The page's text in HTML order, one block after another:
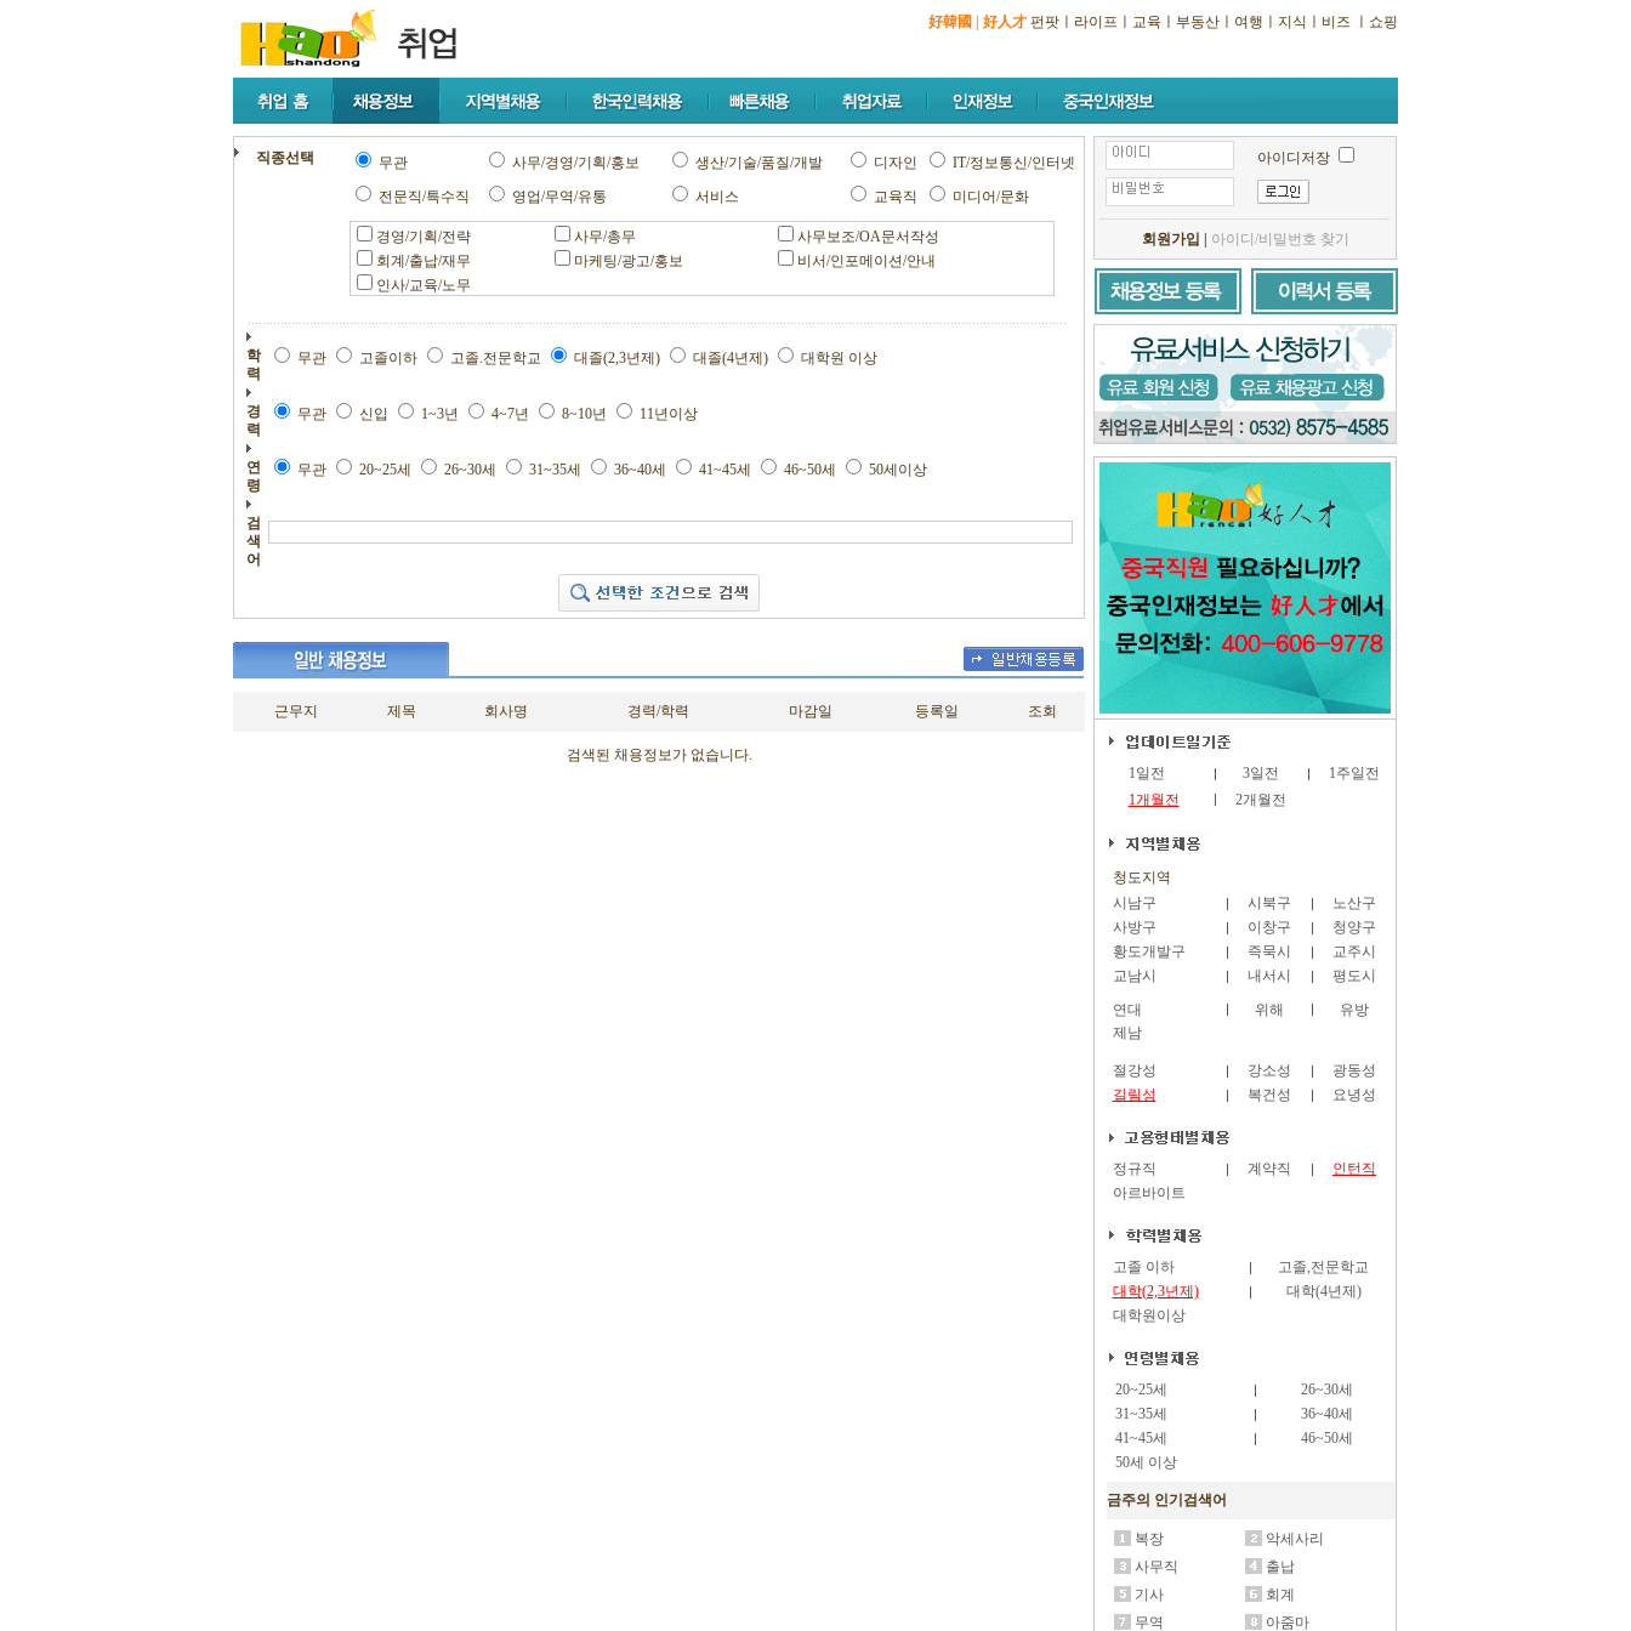
好韓國 好人才 펀팟 라이프 교육 부동산 여행 지식 비즈 쇼핑
직종선택 무관 사무/경영/기획/홍보 생산/기술/품질/개발 디자인
IT/정보통신/인터넷
전문직/특수직
영업/무역/유통 서비스 교육직 미디어/문화
경영/기획/전략 사무/총무
사무보조/OA문서작성
회계/출납/재무
마케팅/광고/홍보
비서/인포메이션/안내
인사/교육/노무
학
력
무관 고졸이하 고졸.전문학교 대졸(2,3년제) 대졸(4년제) 대학원 이상
경
력
무관 신입 1~3년 4~7년 8~10년 11년이상
연
령
무관 20~25세 26~30세 31~35세 36~40세 41~45세 46~50세 50세이상
검
색
어
근무지 제목 회사명 경력/학력 마감일 등록일 조회
검색된 채용정보가 없습니다.
아이디저장
회원가입 아이디/비밀번호 찾기
1일전 3일전
1주일전
1개월전
2개월전
청도지역
시남구
시북구
노산구
사방구
이창구
청양구
황도개발구
즉묵시
교주시
교남시
내서시
평도시
연대
위해
유방
제남
절강성 강소성
광동성
길림성
복건성 요녕성
정규직 계약직
인턴직
아르바이트
고졸 이하
고졸,전문학교
대학(2,3년제)
대학(4년제)
대학원이상
20~25세
26~30세
31~35세
36~40세
41~45세
46~50세
50세 이상
금주의 인기검색어
복장
악세사리
사무직
출납
기사
회계
무역
아줌마